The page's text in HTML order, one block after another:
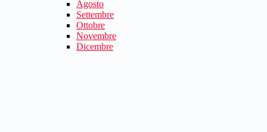
Agosto
Settembre
Ottobre
Novembre
Dicembre